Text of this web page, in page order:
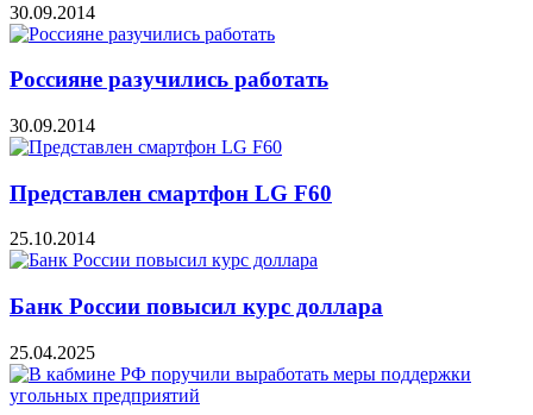
30.09.2014
Россияне разучились работать
30.09.2014
Представлен смартфон LG F60
25.10.2014
Банк России повысил курс доллара
25.04.2025